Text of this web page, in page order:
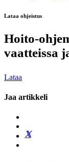
Lataa ohjeistus
Hoito-
vaatteissa
Lataa
Jaa artikkeli